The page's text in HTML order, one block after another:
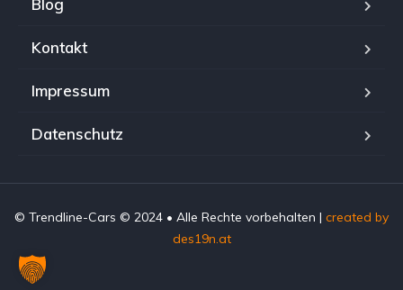
Blog
Kontakt
Impressum
Datenschutz
© Trendline-Cars © 2024 • Alle Rechte vorbehalten | created by
des19n.at